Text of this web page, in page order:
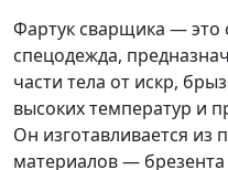
Фартук сварщика — это
спецодежда,
части тела от искр,
высоких температур и
Он изготавливается из
материалов — брезента